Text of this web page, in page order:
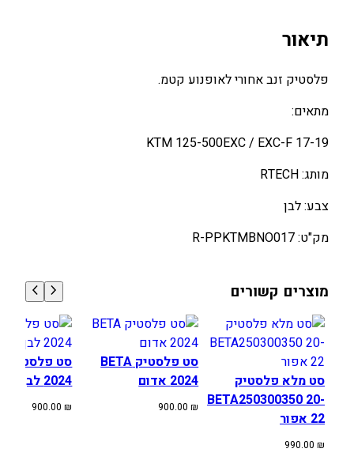
י
ק
נ
ב
ח
ר
י
T
2
5
5
0
0
E
X
C
תיאור
פלסטיק זנב אחורי לאופנוע קטמ.
מתאים:
KTM 125-500EXC / EXC-F 17-19
מותג: RTECH
צבע: לבן
מק"ט: R-PPKTMBNO017
מוצרים קשורים
סט מלא פלסטיק
BETA250300350 20-
22 אפור
990.00 ₪
סט פלסטיק BETA
2024 אדום
900.00₪
2024 לבן
900.00₪